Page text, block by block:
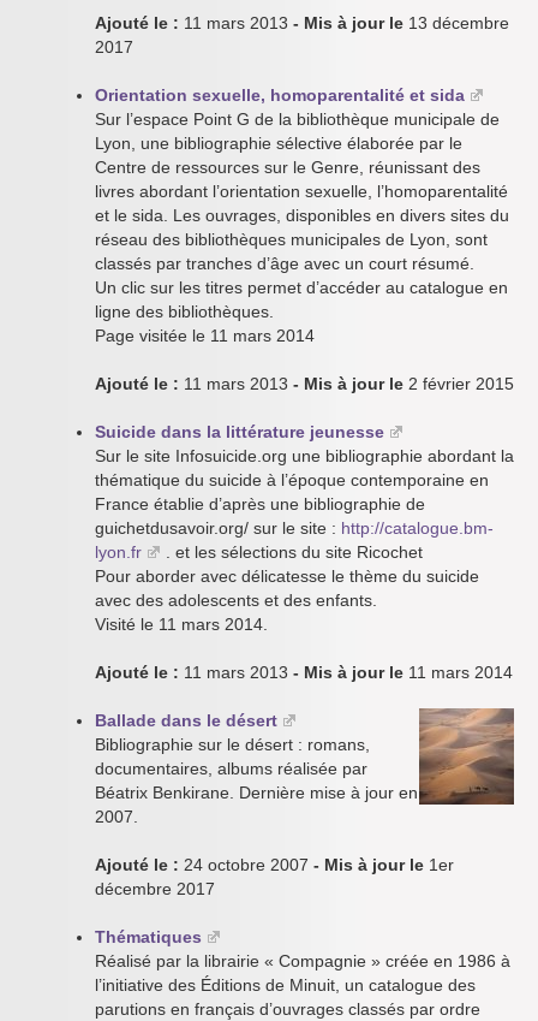
Ajouté le : 11 mars 2013 - Mis à jour le 13 décembre
2017
Orientation sexuelle, homoparentalité et sida
Sur l’espace Point G de la bibliothèque municipale de
Lyon, une bibliographie sélective élaborée par le
Centre de ressources sur le Genre, réunissant des
livres abordant l’orientation sexuelle, l’homoparentalité
et le sida. Les ouvrages, disponibles en divers sites du
réseau des bibliothèques municipales de Lyon, sont
classés par tranches d’âge avec un court résumé.
Un clic sur les titres permet d’accéder au catalogue en
ligne des bibliothèques.
Page visitée le 11 mars 2014
Ajouté le : 11 mars 2013 - Mis à jour le 2 février 2015
Suicide dans la littérature jeunesse
Sur le site Infosuicide.org une bibliographie abordant la
thématique du suicide à l’époque contemporaine en
France établie d’après une bibliographie de
guichetdusavoir.org/ sur le site : http://catalogue.bm-
lyon.fr
. et les sélections du site Ricochet
Pour aborder avec délicatesse le thème du suicide
avec des adolescents et des enfants.
Visité le 11 mars 2014.
Ajouté le : 11 mars 2013 - Mis à jour le 11 mars 2014
Ballade dans le désert
Bibliographie sur le désert : romans,
documentaires, albums réalisée par
Béatrix Benkirane. Dernière mise à jour en
2007.
Ajouté le : 24 octobre 2007 - Mis à jour le 1er
décembre 2017
Thématiques
Réalisé par la librairie « Compagnie » créée en 1986 à
l’initiative des Éditions de Minuit, un catalogue des
parutions en français d’ouvrages classés par ordre